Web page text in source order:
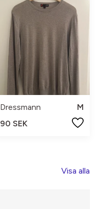
Dressmann
M
90 SEK
Visa alla